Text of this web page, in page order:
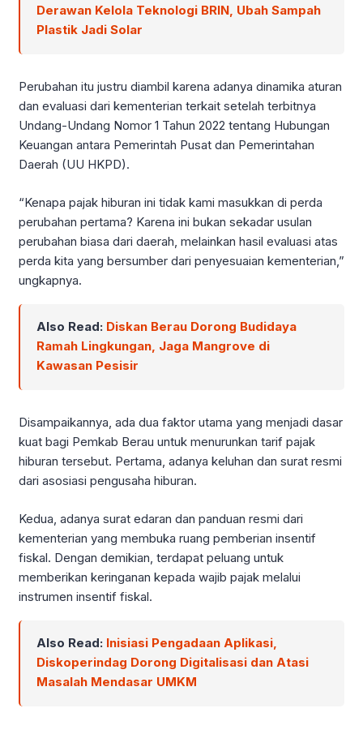
Derawan Kelola Teknologi BRIN, Ubah Sampah
Plastik Jadi Solar
Perubahan itu justru diambil karena adanya dinamika aturan
dan evaluasi dari kementerian terkait setelah terbitnya
Undang-Undang Nomor 1 Tahun 2022 tentang Hubungan
Keuangan antara Pemerintah Pusat dan Pemerintahan
Daerah (UU HKPD).
“Kenapa pajak hiburan ini tidak kami masukkan di perda
perubahan pertama? Karena ini bukan sekadar usulan
perubahan biasa dari daerah, melainkan hasil evaluasi atas
perda kita yang bersumber dari penyesuaian kementerian,”
ungkapnya.
Also Read: Diskan Berau Dorong Budidaya
Ramah Lingkungan, Jaga Mangrove di
Kawasan Pesisir
Disampaikannya, ada dua faktor utama yang menjadi dasar
kuat bagi Pemkab Berau untuk menurunkan tarif pajak
hiburan tersebut. Pertama, adanya keluhan dan surat resmi
dari asosiasi pengusaha hiburan.
Kedua, adanya surat edaran dan panduan resmi dari
kementerian yang membuka ruang pemberian insentif
fiskal. Dengan demikian, terdapat peluang untuk
memberikan keringanan kepada wajib pajak melalui
instrumen insentif fiskal.
Also Read: Inisiasi Pengadaan Aplikasi,
Diskoperindag Dorong Digitalisasi dan Atasi
Masalah Mendasar UMKM